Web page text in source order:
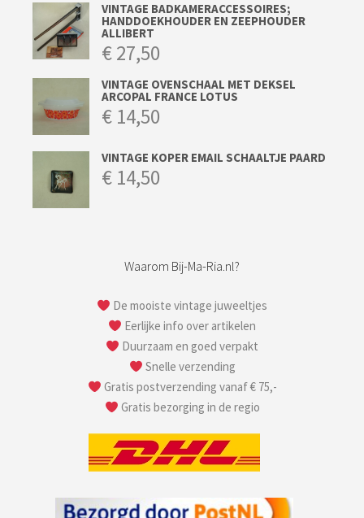
VINTAGE BADKAMERACCESSOIRES;
HANDDOEKHOUDER EN ZEEPHOUDER
ALLIBERT
€27,50
VINTAGE OVENSCHAAL MET DEKSEL
ARCOPAL FRANCE LOTUS
€ 14,50
VINTAGE KOPER EMAIL SCHAALTJE PAARD
€ 14,50
Waarom Bij-Ma-Ria.nl?
De mooiste vintage juweeltjes
Eerlijke info over artikelen
Duurzaam en goed verpakt
Snelle verzending
Gratis postverzending vanaf € 75,-
Gratis bezorging in de regio